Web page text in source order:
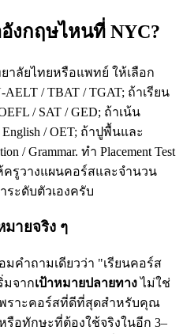
งกฤษไหนที่ NYC?
าลัยไทยหรือแพทย์ ให้เลือก
/ TBAT / TGAT; ถ้าเรียน
/ SAT / GED; ถ้าเน้น
/ OET; ถ้าปูพื้นและ
/ Grammar. ทำ Placement Test
ครูวางแผนคอร์สและจำนวน
ะดับตัวเองครับ
มายจริง ๆ
คำถามเดียวว่า "เรียนคอร์ส
มจากเป้าหมายปลายทางไม่ใช่
ราะคอร์สที่ดีที่สุดสำหรับคุณ
อทักษะที่ต้องใช้จริงในอีก 3–